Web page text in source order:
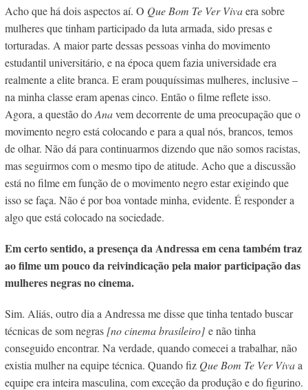
Acho que há dois aspectos aí. O Que Bom Te Ver Vivaera sobre
mulheres que tinham participado da luta armada, sido presas e
torturadas. A maior parte dessas pessoas vinha do movimento
estudantil universitário, e na época quem fazia universidade era
realmente a elite branca. E eram pouquíssimas mulheres, inclusive –
na minha classe eram apenas cinco. Então o filme reflete isso.
Agora, a questão doAnavem decorrente de uma preocupação que o
movimento negro está colocando e para a qual nós, brancos, temos
de olhar. Não dá para continuarmos dizendo que não somos racistas,
mas seguirmos com o mesmo tipo de atitude. Acho que a discussão
está no filme em função de o movimento negro estar exigindo que
isso se faça. Não é por boa vontade minha, evidente. É responder a
algo que está colocado na sociedade.
Em certo sentido, a presença da Andressa em cena também traz
ao filme um pouco da reivindicação pela maior participação das
mulheres negras no cinema.
Sim. Aliás, outro dia a Andressa me disse que tinha tentado buscar
técnicas de som negras [no cinema brasileiro]e não tinha
conseguido encontrar. Na verdade, quando comecei a trabalhar, não
existia mulher na equipe técnica. Quando fiz Que Bom Te Ver Vivaa
equipe era inteira masculina, com exceção da produção e do figurino.